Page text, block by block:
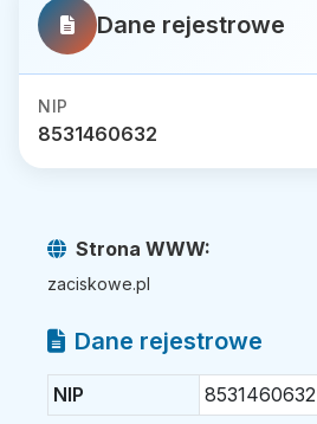
Dane rejestrowe
NIP
8531460632
Strona WWW:
zaciskowe.pl
Dane rejestrowe
NIP 8531460632